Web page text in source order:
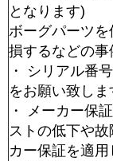
となります)
ボーグパーツ
損するなどの事
・ シリアル番
をお願い致しま
・ メーカー保
ストの低下や
カー保証を適